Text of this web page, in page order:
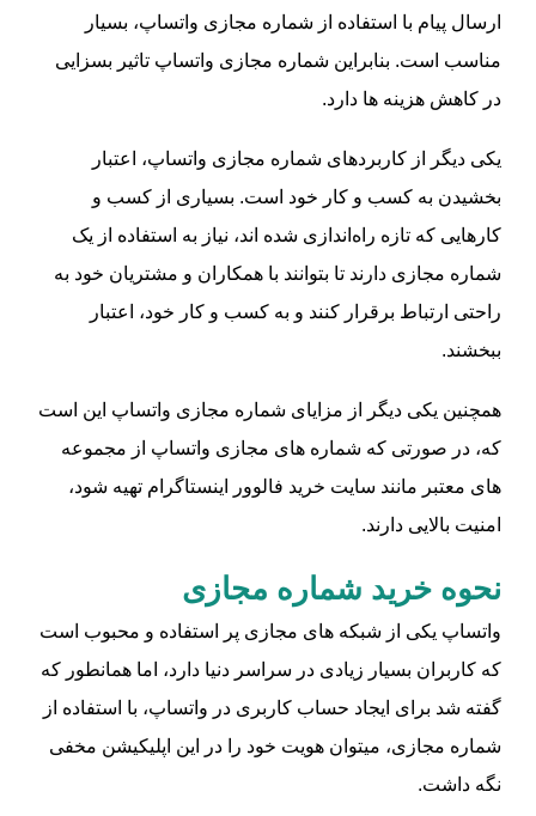
ارسال پیام با استفاده از شماره مجازی واتساپ، بسیار
مناسب است. بنابراین شماره مجازی واتساپ تاثیر بسزایی
در کاهش هزینه‌ ها دارد.
یکی دیگر از کاربردهای شماره مجازی واتساپ، اعتبار
بخشیدن به کسب و کار خود است. بسیاری از کسب و
کارهایی که تازه راه‌اندازی شده‌ اند، نیاز به استفاده از یک
شماره مجازی دارند تا بتوانند با همکاران و مشتریان خود به
راحتی ارتباط برقرار کنند و به کسب‌ و کار خود، اعتبار
ببخشند.
همچنین یکی دیگر از مزایای شماره مجازی واتساپ این است
که، در صورتی که شماره‌ های مجازی واتساپ از مجموعه‌
های معتبر مانند سایت خرید فالوور اینستاگرام تهیه شود،
امنیت بالایی دارند.
نحوه خرید شماره مجازی
واتساپ یکی از شبکه‌ های مجازی پر استفاده و محبوب است
که کاربران بسیار زیادی در سراسر دنیا دارد، اما همانطور که
گفته شد برای ایجاد حساب کاربری در واتساپ، با استفاده از
شماره مجازی، میتوان هویت خود را در این اپلیکیشن مخفی
نگه داشت.